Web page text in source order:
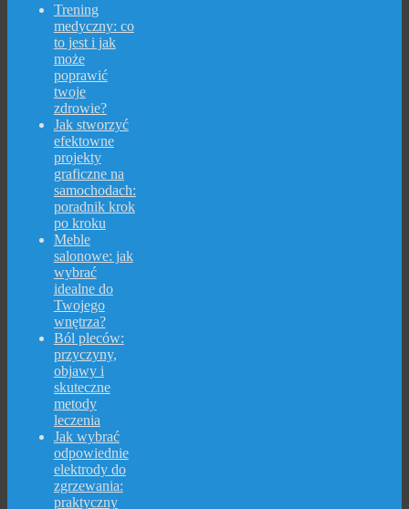
Trening
medyczny: co
to jest i jak
może
poprawić
twoje
zdrowie?
Jak stworzyć
efektowne
projekty
graficzne na
samochodach:
poradnik krok
po kroku
Meble
salonowe: jak
wybrać
idealne do
Twojego
wnętrza?
Ból pleców:
przyczyny,
objawy i
skuteczne
metody
leczenia
Jak wybrać
odpowiednie
elektrody do
zgrzewania:
praktyczny